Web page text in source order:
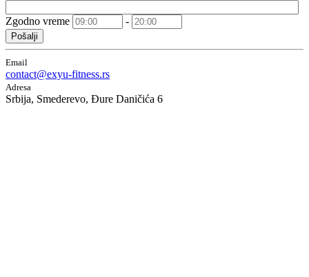
Zgodno vreme -
Pošalji
Email
contact@exyu-fitness.rs
Adresa
Srbija, Smederevo, Đure Daničića 6